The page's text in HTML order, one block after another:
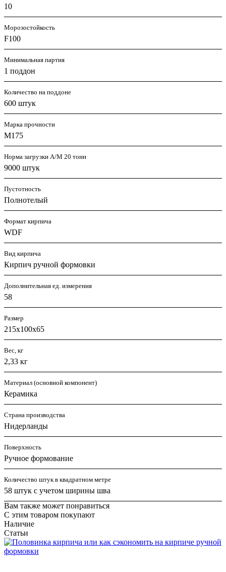
10
Морозостойкость
F100
Минимальная партия
1 поддон
Количество на поддоне
600 штук
Марка прочности
M175
Норма загрузки А/М 20 тонн
9000 штук
Пустотность
Полнотелый
Формат кирпича
WDF
Вид кирпича
Кирпич ручной формовки
Дополнительная ед. измерения
58
Размер
215х100х65
Вес, кг
2,33 кг
Материал (основной компонент)
Керамика
Страна производства
Нидерланды
Поверхность
Ручное формование
Количество штук в квадратном метре
58 штук с учетом ширины шва
Вам также может понравиться
С этим товаром покупают
Наличие
Статьи